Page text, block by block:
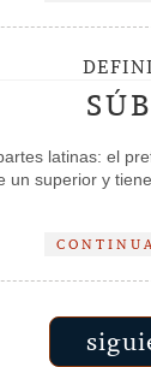
latinas: el
superior y